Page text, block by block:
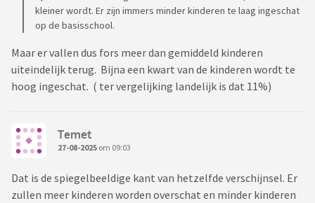
kleiner wordt. Er zijn immers minder kinderen te laag ingeschat
op de basisschool.
Maar er vallen dus fors meer dan gemiddeld kinderen
uiteindelijk terug. Bijna een kwart van de kinderen wordt te
hoog ingeschat. ( ter vergelijking landelijk is dat 11%)
Temet
27-08-2025 om 09:03
Dat is de spiegelbeeldige kant van hetzelfde verschijnsel. Er
zullen meer kinderen worden overschat en minder kinderen